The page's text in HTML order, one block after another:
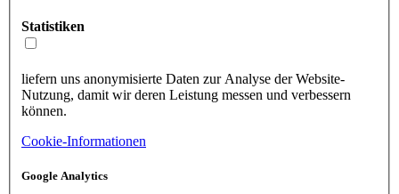
Statistiken
liefern uns anonymisierte Daten zur Analyse der Website-
Nutzung, damit wir deren Leistung messen und verbessern
können.
Cookie-Informationen
Google Analytics